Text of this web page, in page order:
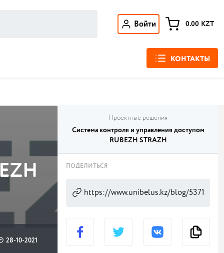
Войти 0.00 KZT
КОНТАКТЫ
28-10-2021
Проектные решения
Система контроля и управления доступом
RUBEZH STRAZH
ПОДЕЛИТЬСЯ